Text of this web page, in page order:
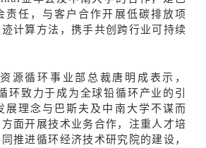
责任，与客户合作开展低碳排放项
计算方法，携手共创跨行业可持续
源循环事业部总裁唐明成表示，
环致力于成为全球铅循环产业的引
展理念与巴斯夫及中南大学不谋而
面开展技术业务合作，注重人才培
推进循环经济技术研究院的建设，